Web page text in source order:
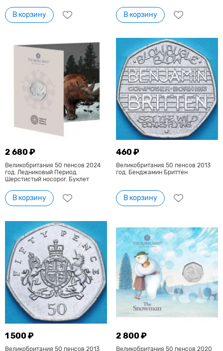
В корзину В корзину
2 680 ₽
Великобритания 50 пенсов 2024
год. Ледниковый Период.
Шерстистый носорог. Буклет
В корзину
460 ₽
Великобритания 50 пенсов 2013
год. Бенджамин Бриттен
В корзину
1 500 ₽
Великобритания 50 пенсов 2013
2 800 ₽
Великобритания 50 пенсов 2020